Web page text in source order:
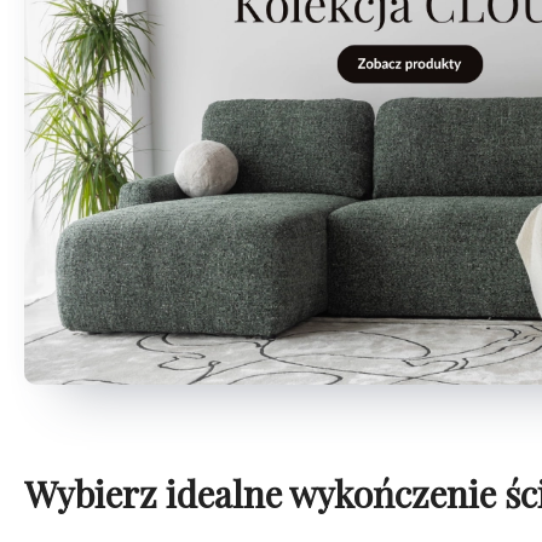
Wybierz idealne wykończenie